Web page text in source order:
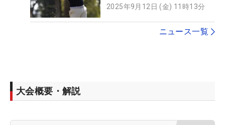
2025年9月12日 (金) 11時13分
ニュース一覧
大会概要・解説